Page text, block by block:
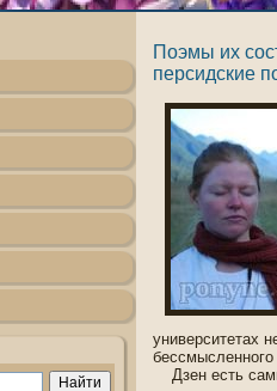
Поэмы их
персидские
университетах
Дзен есть